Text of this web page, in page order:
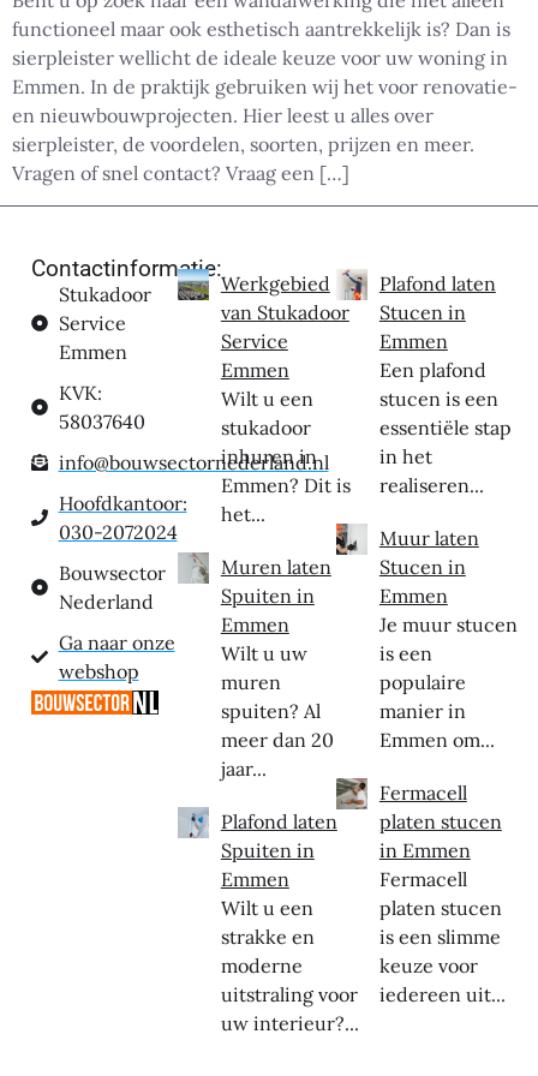
functioneel maar ook esthetisch aantrekkelijk is? Dan is
sierpleister wellicht de ideale keuze voor uw woning in
Emmen. In de praktijk gebruiken wij het voor renovatie-
en nieuwbouwprojecten. Hier leest u alles over
sierpleister, de voordelen, soorten, prijzen en meer.
Vragen of snel contact? Vraag een […]
Contactinformatie:
Stukadoor
Service
Emmen
KVK:
58037640
info@bouwsectornederland.nl
Hoofdkantoor:
030-2072024
Bouwsector
Nederland
Ga naar onze
webshop
Werkgebied
van Stukadoor
Service
Emmen
Wilt u een
stukadoor
inhuren in
Emmen? Dit is
het...
Muren laten
Spuiten in
Emmen
Wilt u uw
muren
spuiten? Al
meer dan 20
jaar...
Plafond laten
Spuiten in
Emmen
Wilt u een
strakke en
moderne
uitstraling voor
uw interieur?...
Plafond laten
Stucen in
Emmen
Een plafond
stucen is een
essentiële stap
in het
realiseren...
Muur laten
Stucen in
Emmen
Je muur stucen
is een
populaire
manier in
Emmen om...
Fermacell
platen stucen
in Emmen
Fermacell
platen stucen
is een slimme
keuze voor
iedereen uit...